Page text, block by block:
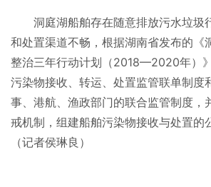
洞庭湖船舶存在随意排放污水垃圾
和处置渠道不畅，根据湖南省发布的《
整治三年行动计划（2018—2020年）
污染物接收、转运、处置监管联单制度
事、港航、渔政部门的联合监管制度，
戒机制，组建船舶污染物接收与处置的
（记者侯琳良）